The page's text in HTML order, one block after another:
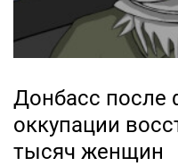
Донбасс после
оккупации
тысяч женщин